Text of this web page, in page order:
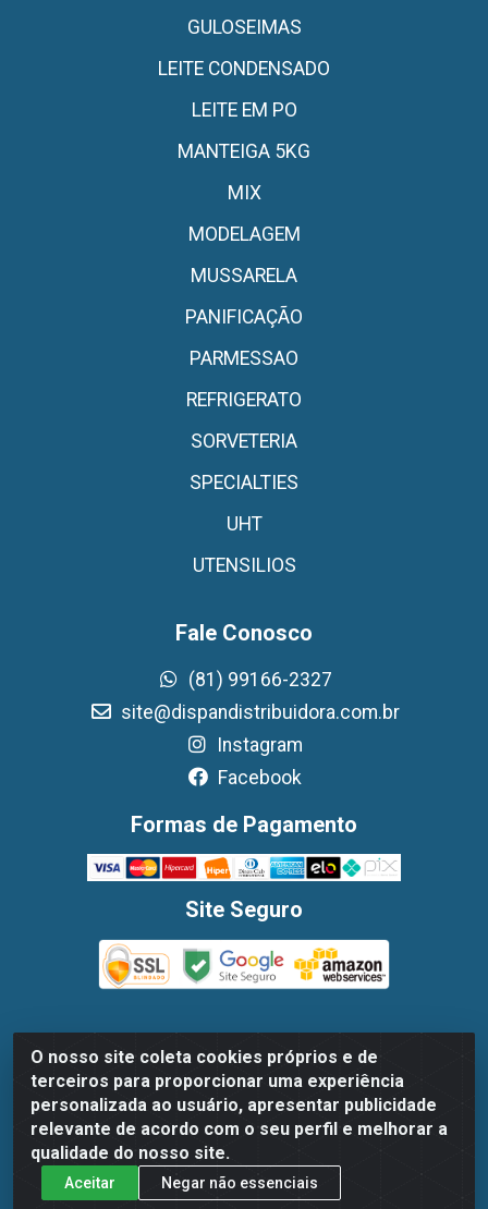
O nosso site coleta cookies próprios e de
terceiros para proporcionar uma experiência
personalizada ao usuário, apresentar publicidade
relevante de acordo com o seu perfil e melhorar a
qualidade do nosso site.
Aceitar
Negar não essenciais
GULOSEIMAS
LEITE CONDENSADO
LEITE EM PO
MANTEIGA 5KG
MIX
MODELAGEM
MUSSARELA
PANIFICAÇÃO
PARMESSAO
REFRIGERATO
SORVETERIA
SPECIALTIES
UHT
UTENSILIOS
Fale Conosco
(81) 99166-2327
site@dispandistribuidora.com.br
Instagram
Facebook
Formas de Pagamento
Site Seguro
Dispan Distribuidora de Alimentos LTDA - Avenida
Marechal Mascarenhas De Moraes, 1048- Imbiribeira,
Recife/PE - CEP 51.170-000 - CNPJ 30.779.584/0003-78